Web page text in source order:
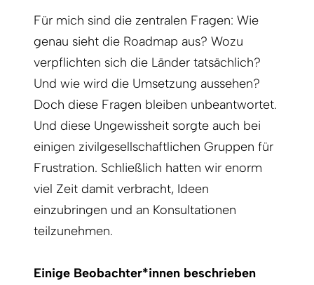
Für mich sind die zentralen Fragen: Wie
genau sieht die Roadmap aus? Wozu
verpflichten sich die Länder tatsächlich?
Und wie wird die Umsetzung aussehen?
Doch diese Fragen bleiben unbeantwortet.
Und diese Ungewissheit sorgte auch bei
einigen zivilgesellschaftlichen Gruppen für
Frustration. Schließlich hatten wir enorm
viel Zeit damit verbracht, Ideen
einzubringen und an Konsultationen
teilzunehmen.
Einige Beobachter*innen beschrieben